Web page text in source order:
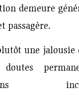
demeure
passagère.
une jalousie